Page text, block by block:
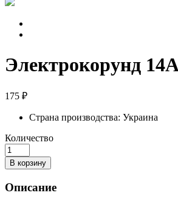
Электрокорунд
175 ₽
Страна производства: Украина
Количество
В корзину
Описание